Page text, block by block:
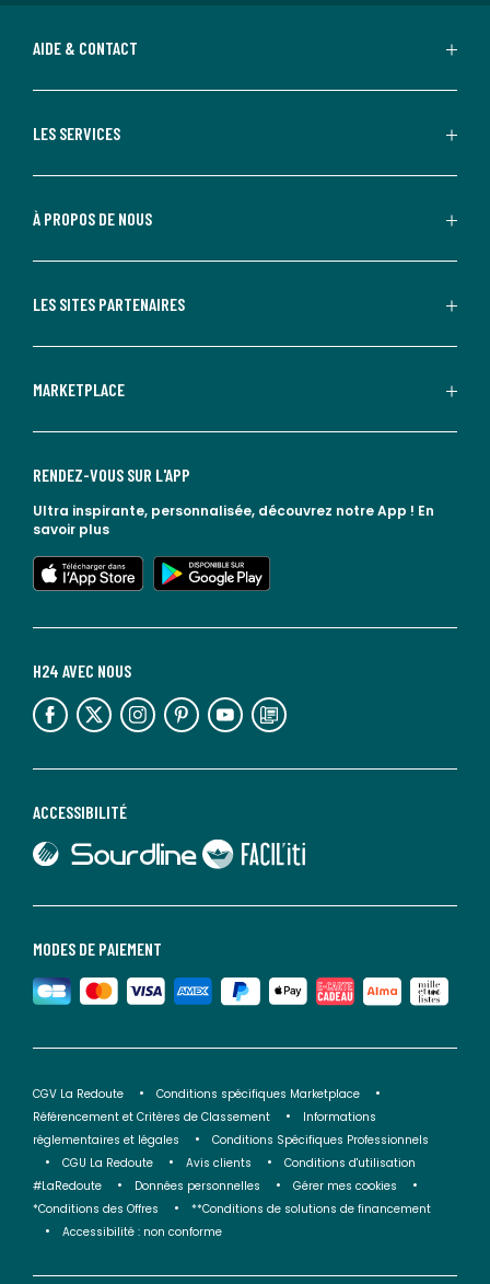
AIDE & CONTACT
LES SERVICES
À PROPOS DE NOUS
LES SITES PARTENAIRES
MARKETPLACE
MODES DE PAIEMENT
ACCESSIBILITÉ
lien vers Faciliti
H24 AVEC NOUS
lien vers l'espace réseaux sociaux lien vers l'espace réseaux sociaux lien vers l'espace réseaux sociaux lien vers l'espace réseaux sociaux lien vers l'espace réseaux sociaux lien vers le blog la redoute
RENDEZ-VOUS SUR L'APP
Ultra inspirante, personnalisée, découvrez notre App ! En
savoir plus
lien vers l'app store
lien vers google play
CGV La Redoute
Conditions spécifiques Marketplace
Référencement et Critères de Classement
Informations
réglementaires et légales
Conditions Spécifiques Professionnels
CGU La Redoute
Avis clients
Conditions d'utilisation
#LaRedoute
Données personnelles
Gérer mes cookies
*Conditions des Offres
**Conditions de solutions de financement
Accessibilité : non conforme